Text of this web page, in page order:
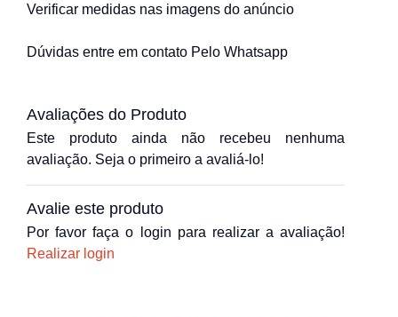
Verificar medidas nas imagens do anúncio
Dúvidas entre em contato Pelo Whatsapp
Avaliações do Produto
Este produto ainda não recebeu nenhuma
avaliação. Seja o primeiro a avaliá-lo!
Avalie este produto
Por favor faça o login para realizar a avaliação!
Realizar login